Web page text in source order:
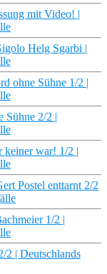
mit Video! |
Helg Sgarbi |
ohne Sühne 1/2 |
Sühne 2/2 |
keiner war! 1/2 |
Postel enttarnt 2/2
1/2 |
2 | Deutschlands